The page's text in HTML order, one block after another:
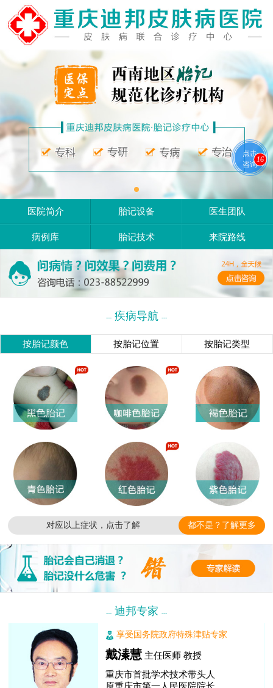
医院简介 胎记设备 医生团队
病例库 胎记技术 来院路线
--- 疾病导航 ---
按胎记颜色 按胎记位置 按胎记类型
对应以上症状，点击了解 都不是？了解更多
--- 迪邦专家 ---
享受国务院政府特殊津贴专家
戴溱慧 主任医师 教授
重庆市首批学术技术带头人
原重庆市第一人民医院院长
16
点击
咨询